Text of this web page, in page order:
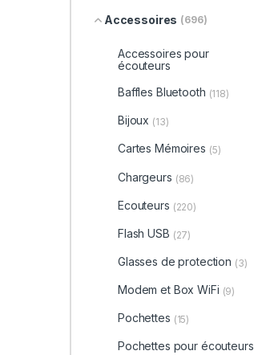
Accessoires (696)
Accessoires pour
écouteurs
Baffles Bluetooth (118)
Bijoux (13)
Cartes Mémoires (5)
Chargeurs (86)
Ecouteurs (220)
Flash USB (27)
Glasses de protection (3)
Modem et Box WiFi (9)
Pochettes (15)
Pochettes pour écouteurs